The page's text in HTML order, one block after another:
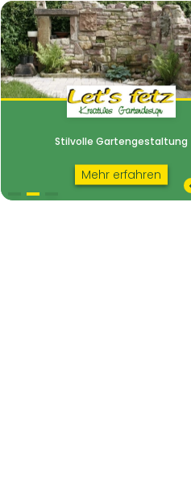
Stilvolle Gartengestaltung
Stilvolle Garten­ge­staltung
Mehr erfahren